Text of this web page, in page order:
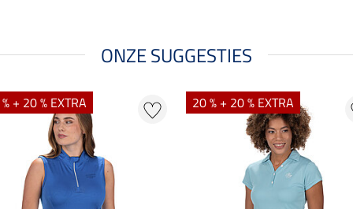
ONZE SUGGESTIES
+ 20 % EXTRA 20 % + 20 % EXTRA